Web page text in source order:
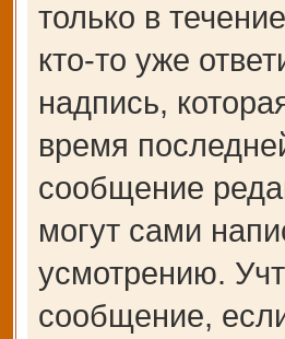
только в
кто-то уже
надпись,
время
сообщение
могут сами
усмотрению.
сообщение,